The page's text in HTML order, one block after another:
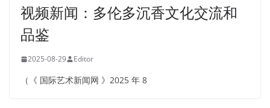
视频新闻：多伦多沉香文化交流和
品鉴
2025-08-29 Editor
（《 国际艺术新闻网 》2025 年 8